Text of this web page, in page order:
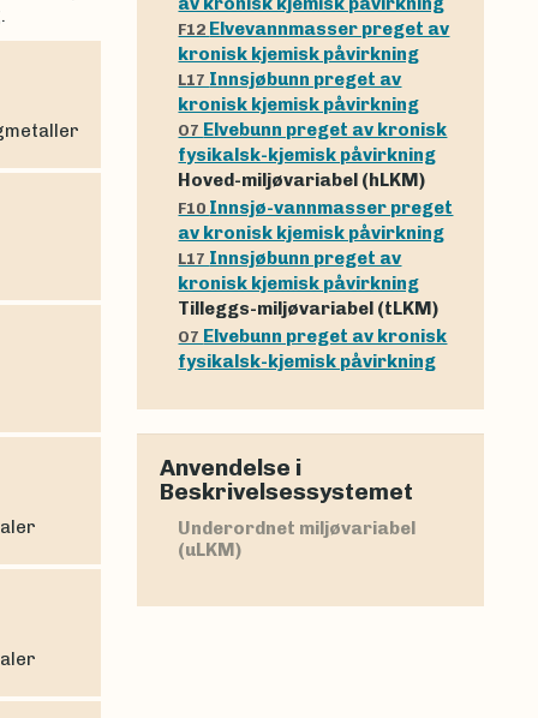
F12 Elvevannmasser preget av
kronisk kjemisk påvirkning
L17 Innsjøbunn preget av
kronisk kjemisk påvirkning
O7 Elvebunn preget av kronisk
fysikalsk-kjemisk påvirkning
Hoved-miljøvariabel (hLKM)
F10 Innsjø-vannmasser preget
av kronisk kjemisk påvirkning
L17 Innsjøbunn preget av
kronisk kjemisk påvirkning
Tilleggs-miljøvariabel (tLKM)
O7 Elvebunn preget av kronisk
fysikalsk-kjemisk påvirkning
Anvendelse i
Beskrivelsessystemet
Underordnet miljøvariabel
(uLKM)